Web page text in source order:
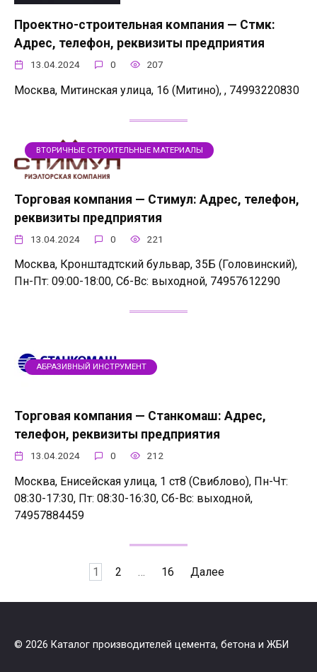
Проектно-строительная компания — Стмк:
Адрес, телефон, реквизиты предприятия
13.04.2024 0 207
Москва, Митинская улица, 16 (Митино), , 74993220830
ВТОРИЧНЫЕ СТРОИТЕЛЬНЫЕ МАТЕРИАЛЫ
Торговая компания — Стимул: Адрес, телефон,
реквизиты предприятия
13.04.2024 0 221
Москва, Кронштадтский бульвар, 35Б (Головинский),
Пн-Пт: 09:00-18:00, Сб-Вс: выходной, 74957612290
АБРАЗИВНЫЙ ИНСТРУМЕНТ
Торговая компания — Станкомаш: Адрес,
телефон, реквизиты предприятия
13.04.2024 0 212
Москва, Енисейская улица, 1 ст8 (Свиблово), Пн-Чт:
08:30-17:30, Пт: 08:30-16:30, Сб-Вс: выходной,
74957884459
1 2 … 16 Далее
© 2026 Каталог производителей цемента, бетона и ЖБИ